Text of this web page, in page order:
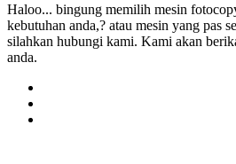
Haloo... bingung memilih mesin
kebutuhan anda,? atau mesin yang pas
silahkan hubungi kami. Kami akan
anda.